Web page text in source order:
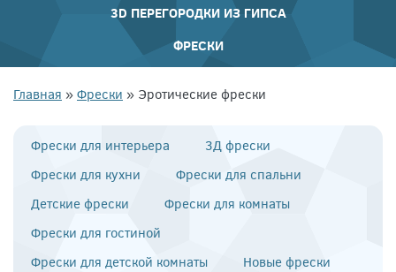
3D ПЕРЕГОРОДКИ ИЗ ГИПСА
ФРЕСКИ
Главная » Фрески » Эротические фрески
Фрески для интерьера
3Д фрески
Фрески для кухни
Фрески для спальни
Детские фрески
Фрески для комнаты
Фрески для гостиной
Фрески для детской комнаты
Новые фрески